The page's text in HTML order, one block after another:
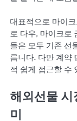
대표적으로 마이
로 다우, 마이크로
들은 모두 기존 선
릅니다. 다만 계약
적 쉽게 접근할 수
해외선물 시
미